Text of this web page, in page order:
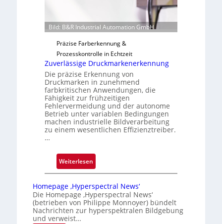
n
g
a
u
s
Bild: B&R Industrial Automation GmbH
Präzise Farberkennung &
Prozesskontrolle in Echtzeit
Zuverlässige Druckmarkenerkennung
Die präzise Erkennung von
Druckmarken in zunehmend
farbkritischen Anwendungen, die
Fähigkeit zur frühzeitigen
Fehlervermeidung und der autonome
Betrieb unter variablen Bedingungen
machen industrielle Bildverarbeitung
zu einem wesentlichen Effizienztreiber.
…
Weiterlesen
Z
v
e
r
Homepage ‚Hyperspectral News‘
Die Homepage ‚Hyperspectral News‘
(betrieben von Philippe Monnoyer) bündelt
Nachrichten zur hyperspektralen Bildgebung
und verweist…